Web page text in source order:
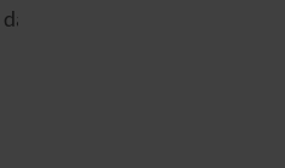
letzte Heimspiel der